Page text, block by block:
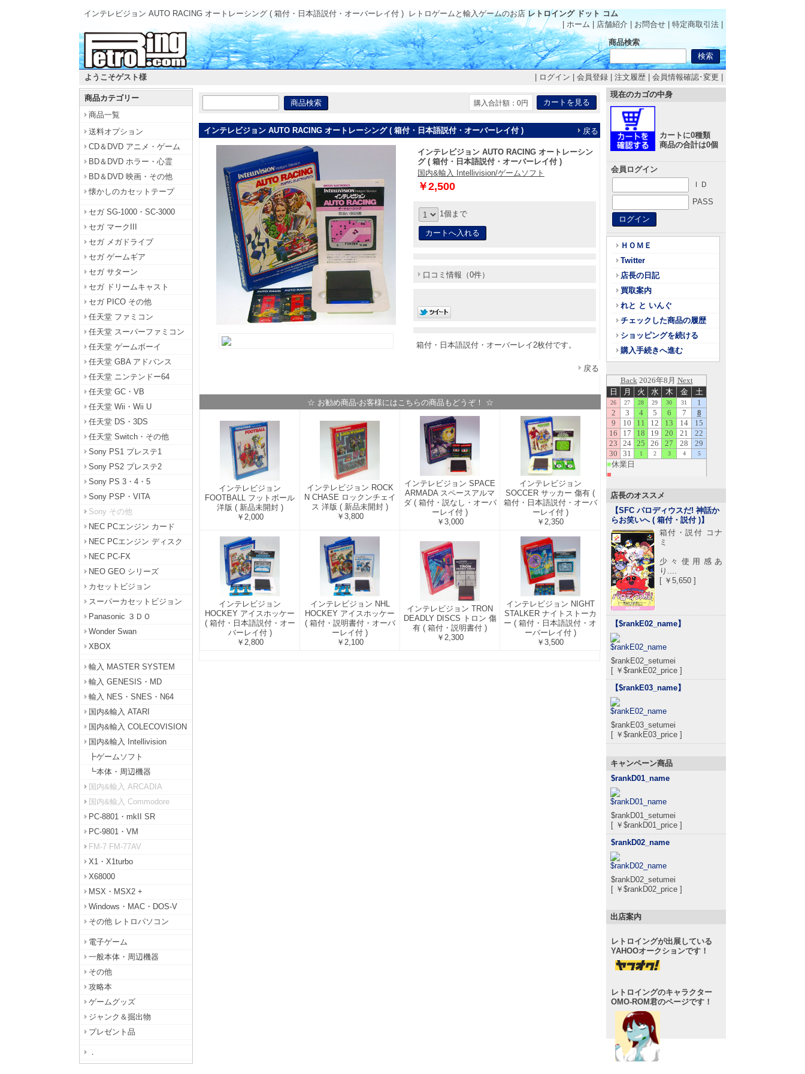
インテレビジョン AUTO RACING オートレーシング ( 箱付・日本語説付・オーバーレイ付 ) レトロゲームと輸入ゲームのお店 レトロイング ドット コム
| ホーム
店舗紹介 お問合せ 特定商取引法
商品検索
ようこそゲスト様 ログイン 会員登録 注文履歴 会員情報確認･変更
商品カテゴリー
商品一覧
送料オプション
CD＆DVD アニメ・ゲーム
BD＆DVD ホラー・心霊
BD＆DVD 映画・その他
懐かしのカセットテープ
セガ SG-1000・SC-3000
セガ マークIII
セガ メガドライブ
セガ ゲームギア
セガ サターン
セガ ドリームキャスト
セガ PICO その他
任天堂 ファミコン
任天堂 スーパーファミコン
任天堂 ゲームボーイ
任天堂 GBA アドバンス
任天堂 ニンテンドー64
任天堂 GC・VB
任天堂 Wii・Wii U
任天堂 DS・3DS
任天堂 Switch・その他
Sony PS1 プレステ1
Sony PS2 プレステ2
Sony PS 3・4・5
Sony PSP・VITA
Sony その他
NEC PCエンジン カード
NEC PCエンジン ディスク
NEC PC-FX
NEO GEO シリーズ
カセットビジョン
スーパーカセットビジョン
Panasonic ３ＤＯ
Wonder Swan
XBOX
輸入 MASTER SYSTEM
輸入 GENESIS・MD
輸入 NES・SNES・N64
国内&輸入 ATARI
国内&輸入 COLECOVISION
国内&輸入 Intellivision
┣ゲームソフト
┗本体・周辺機器
国内&輸入 ARCADIA
国内&輸入 Commodore
PC-8801・mkII SR
PC-9801・VM
FM-7 FM-77AV
X1・X1turbo
X68000
MSX・MSX2 +
Windows・MAC・DOS-V
その他 レトロパソコン
電子ゲーム
一般本体・周辺機器
その他
攻略本
ゲームグッズ
ジャンク＆掘出物
プレゼント品
．
購入合計額：0円
インテレビジョン AUTO RACING オートレーシング ( 箱付・日本語説付・オーバーレイ付 ) 戻る
インテレビジョン AUTO RACING オートレーシン
グ ( 箱付・日本語説付・オーバーレイ付 )
国内&輸入 Intellivision/ゲームソフト
￥2,500
1個まで
口コミ情報（0件）
箱付・日本語説付・オーバーレイ2枚付です。
戻る
☆ お勧め商品-お客様にはこちらの商品もどうぞ！ ☆
インテレビジョン
FOOTBALL フットボール
洋版 ( 新品未開封 )
￥2,000
インテレビジョン ROCK
N CHASE ロックンチェイ
ス 洋版 ( 新品未開封 )
￥3,800
インテレビジョン SPACE
ARMADA スペースアルマ
ダ ( 箱付・説なし・オーバ
ーレイ付 )
￥3,000
インテレビジョン
SOCCER サッカー 傷有 (
箱付・日本語説付・オーバ
ーレイ付 )
￥2,350
インテレビジョン
HOCKEY アイスホッケー
( 箱付・日本語説付・オー
バーレイ付 )
￥2,800
インテレビジョン NHL
HOCKEY アイスホッケー
( 箱付・説明書付・オーバ
ーレイ付 )
￥2,100
インテレビジョン TRON
DEADLY DISCS トロン 傷
有 ( 箱付・説明書付 )
￥2,300
インテレビジョン NIGHT
STALKER ナイトストーカ
ー ( 箱付・日本語説付・オ
ーバーレイ付 )
￥3,500
現在のカゴの中身
カートに0種類
商品の合計は0個
会員ログイン
ＩＤ
PASS
ＨＯＭＥ
Twitter
店長の日記
買取案内
れと と いんぐ
チェックした商品の履歴
ショッピングを続ける
購入手続きへ進む
店長のオススメ
【SFC パロディウスだ! 神話か
らお笑いへ ( 箱付・説付 )】
箱付・説付 コナ
ミ
少々使用感あ
り....
[ ￥5,650 ]
【$rankE02_name】
$rankE02_setumei
[ ￥$rankE02_price ]
【$rankE03_name】
$rankE03_setumei
[ ￥$rankE03_price ]
キャンペーン商品
$rankD01_name
$rankD01_setumei
[ ￥$rankD01_price ]
$rankD02_name
$rankD02_setumei
[ ￥$rankD02_price ]
出店案内
レトロイングが出展している
YAHOOオークションです！
レトロイングのキャラクター
OMO-ROM君のページです！